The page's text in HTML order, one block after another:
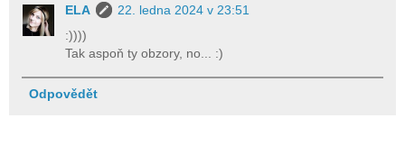
ELA
22. ledna 2024 v 23:51
:))))
Tak aspoň ty obzory, no... :)
Odpovědět